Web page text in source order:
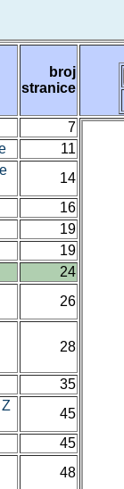
broj
stranice
7
11
14
16
19
19
24
26
28
35
45
45
48